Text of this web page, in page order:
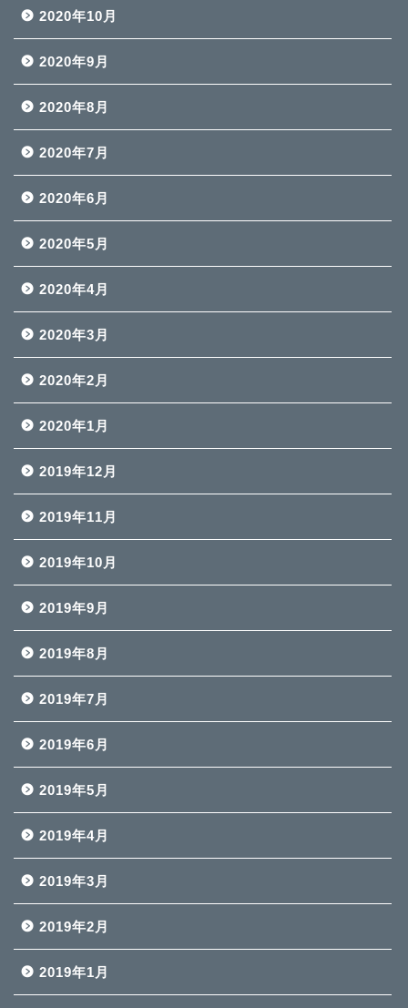
2020年10月
2020年9月
2020年8月
2020年7月
2020年6月
2020年5月
2020年4月
2020年3月
2020年2月
2020年1月
2019年12月
2019年11月
2019年10月
2019年9月
2019年8月
2019年7月
2019年6月
2019年5月
2019年4月
2019年3月
2019年2月
2019年1月